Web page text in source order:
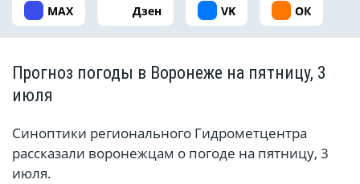
MAX Дзен VK ОК
Прогноз погоды в Воронеже на пятницу, 3
июля
Синоптики регионального Гидрометцентра
рассказали воронежцам о погоде на пятницу, 3
июля.